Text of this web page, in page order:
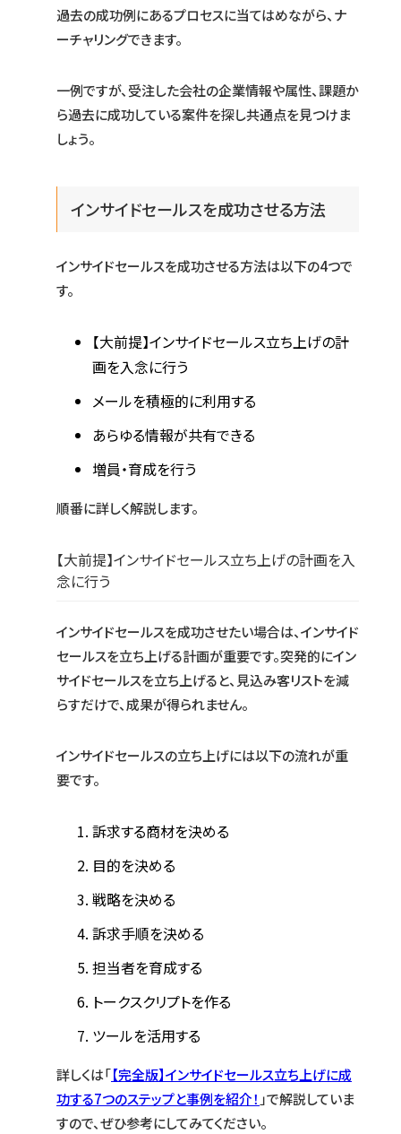
過去の成功例にあるプロセスに当てはめながら、ナ
ーチャリングできます。
一例ですが、受注した会社の企業情報や属性、課題か
ら過去に成功している案件を探し共通点を見つけま
しょう。
インサイドセールスを成功させる方法
インサイドセールスを成功させる方法は以下の4つで
す。
【大前提】インサイドセールス立ち上げの計
画を入念に行う
メールを積極的に利用する
あらゆる情報が共有できる
増員・育成を行う
順番に詳しく解説します。
【大前提】インサイドセールス立ち上げの計画を入
念に行う
インサイドセールスを成功させたい場合は、インサイド
セールスを立ち上げる計画が重要です。突発的にイン
サイドセールスを立ち上げると、見込み客リストを減
らすだけで、成果が得られません。
インサイドセールスの立ち上げには以下の流れが重
要です。
訴求する商材を決める
目的を決める
戦略を決める
訴求手順を決める
担当者を育成する
トークスクリプトを作る
ツールを活用する
詳しくは「【完全版】インサイドセールス立ち上げに成
功する7つのステップと事例を紹介！」で解説していま
すので、ぜひ参考にしてみてください。